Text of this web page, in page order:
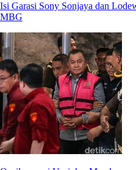
Isi Garasi Sony Sonjaya dan
MBG